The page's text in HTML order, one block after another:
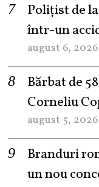
Polițist de
într-un
august 6, 2026
Bărbat de
Corneliu
august 5, 2026
Branduri
un nou